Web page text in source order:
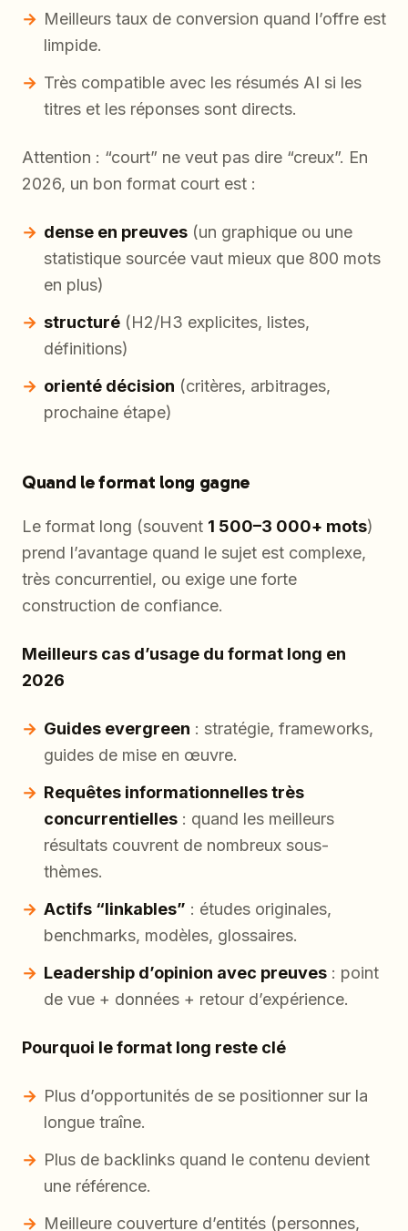
Meilleurs taux de conversion quand l’offre est
limpide.
Très compatible avec les résumés AI si les
titres et les réponses sont directs.
Attention : “court” ne veut pas dire “creux”. En
2026, un bon format court est :
dense en preuves (un graphique ou une
statistique sourcée vaut mieux que 800 mots
en plus)
structuré (H2/H3 explicites, listes,
définitions)
orienté décision (critères, arbitrages,
prochaine étape)
Quand le format long gagne
Le format long (souvent 1 500–3 000+ mots)
prend l’avantage quand le sujet est complexe,
très concurrentiel, ou exige une forte
construction de confiance.
Meilleurs cas d’usage du format long en
2026
Guides evergreen : stratégie, frameworks,
guides de mise en œuvre.
Requêtes informationnelles très
concurrentielles : quand les meilleurs
résultats couvrent de nombreux sous-
thèmes.
Actifs “linkables” : études originales,
benchmarks, modèles, glossaires.
Leadership d’opinion avec preuves : point
de vue + données + retour d’expérience.
Pourquoi le format long reste clé
Plus d’opportunités de se positionner sur la
longue traîne.
Plus de backlinks quand le contenu devient
une référence.
Meilleure couverture d’entités (personnes,